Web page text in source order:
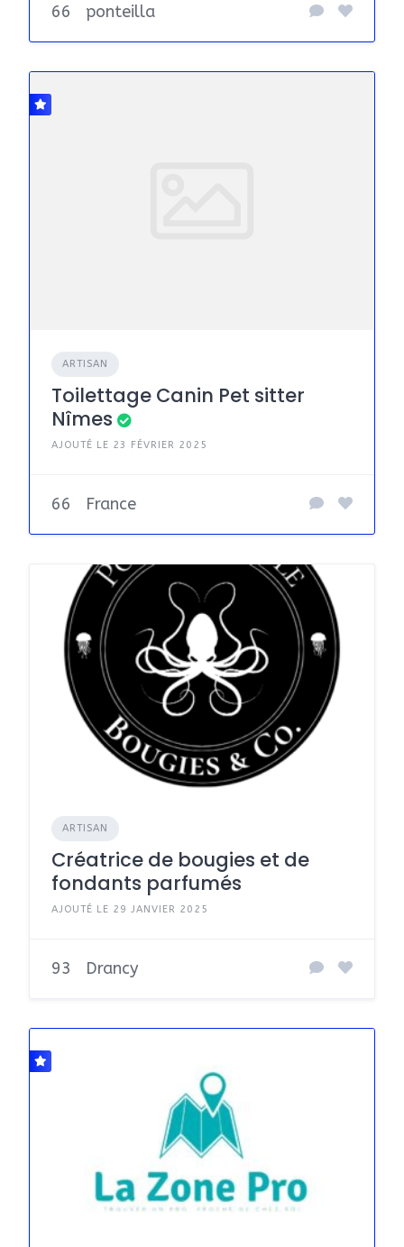
66 ponteilla
ARTISAN
Toilettage Canin Pet sitter
Nîmes
AJOUTÉ LE 23 FÉVRIER 2025
66 France
ARTISAN
Créatrice de bougies et de
fondants parfumés
AJOUTÉ LE 29 JANVIER 2025
93 Drancy